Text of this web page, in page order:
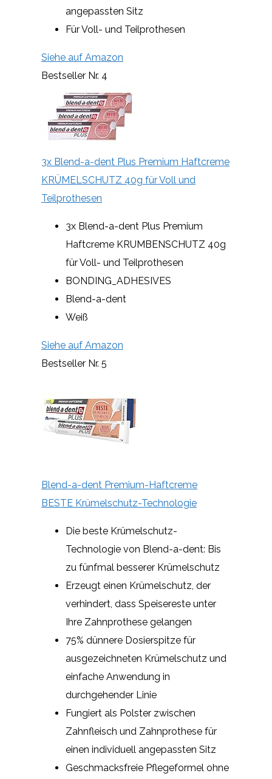
angepassten Sitz
Für Voll- und Teilprothesen
Siehe auf Amazon
Bestseller Nr. 4
3x Blend-a-dent Plus Premium Haftcreme
KRÜMELSCHUTZ 40g für Voll und
Teilprothesen
3x Blend-a-dent Plus Premium
Haftcreme KRUMBENSCHUTZ 40g
für Voll- und Teilprothesen
BONDING_ADHESIVES
Blend-a-dent
Weiß
Siehe auf Amazon
Bestseller Nr. 5
Blend-a-dent Premium-Haftcreme
BESTE Krümelschutz-Technologie
Die beste Krümelschutz-
Technologie von Blend-a-dent: Bis
zu fünfmal besserer Krümelschutz
Erzeugt einen Krümelschutz, der
verhindert, dass Speisereste unter
Ihre Zahnprothese gelangen
75% dünnere Dosierspitze für
ausgezeichneten Krümelschutz und
einfache Anwendung in
durchgehender Linie
Fungiert als Polster zwischen
Zahnfleisch und Zahnprothese für
einen individuell angepassten Sitz
Geschmacksfreie Pflegeformel ohne